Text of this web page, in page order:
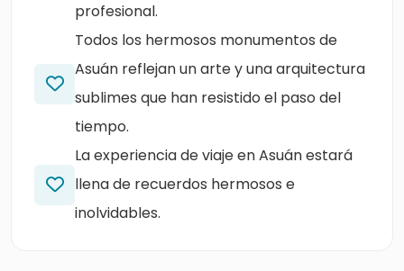
profesional.
Todos los hermosos monumentos de
Asuán reflejan un arte y una arquitectura
sublimes que han resistido el paso del
tiempo.
La experiencia de viaje en Asuán estará
llena de recuerdos hermosos e
inolvidables.